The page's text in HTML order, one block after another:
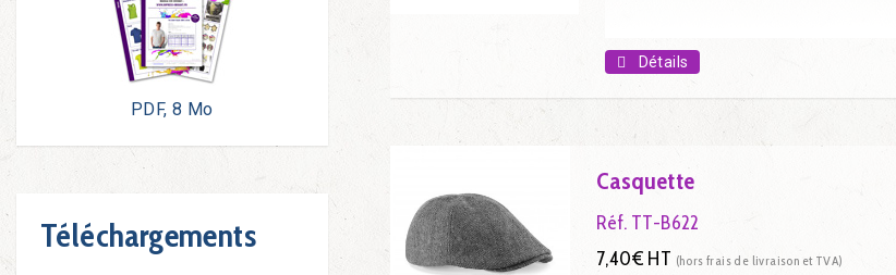
Détails
Casquette
Réf. TT-B622
7,40€ HT (hors frais de livraison et TVA)
PDF, 8 Mo
Téléchargements